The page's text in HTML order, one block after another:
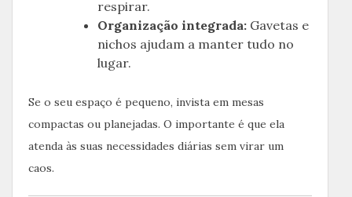
respirar.
Organização integrada: Gavetas e
nichos ajudam a manter tudo no
lugar.
Se o seu espaço é pequeno, invista em mesas
compactas ou planejadas. O importante é que ela
atenda às suas necessidades diárias sem virar um
caos.